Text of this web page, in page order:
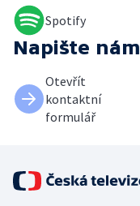
Spotify
Napište nám
Otevřít
kontaktní
formulář